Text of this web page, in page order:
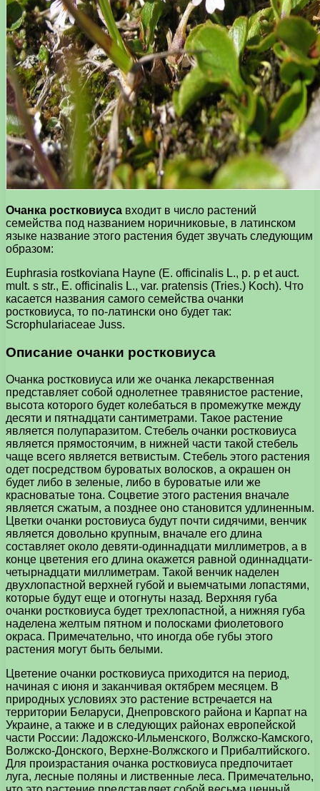
Очанка ростковиуса входит в число растений
семейства под названием норичниковые, в латинском
языке название этого растения будет звучать следующим
образом:
Euphrasia rostkoviana Hayne (E. officinalis L., p. p et auct.
mult. s str., E. officinalis L., var. pratensis (Tries.) Koch). Что
касается названия самого семейства очанки
ростковиуса, то по-латински оно будет так:
Scrophulariaceae Juss.
Описание очанки ростковиуса
Очанка ростковиуса или же очанка лекарственная
представляет собой однолетнее травянистое растение,
высота которого будет колебаться в промежутке между
десяти и пятнадцати сантиметрами. Такое растение
является полупаразитом. Стебель очанки ростковиуса
является прямостоячим, в нижней части такой стебель
чаще всего является ветвистым. Стебель этого растения
одет посредством буроватых волосков, а окрашен он
будет либо в зеленые, либо в буроватые или же
красноватые тона. Соцветие этого растения вначале
является сжатым, а позднее оно становится удлиненным.
Цветки очанки ростовиуса будут почти сидячими, венчик
является довольно крупным, вначале его длина
составляет около девяти-одиннадцати миллиметров, а в
конце цветения его длина окажется равной одиннадцати-
четырнадцати миллиметрам. Такой венчик наделен
двухлопастной верхней губой и выемчатыми лопастями,
которые будут еще и отогнуты назад. Верхняя губа
очанки ростковиуса будет трехлопастной, а нижняя губа
наделена желтым пятном и полосками фиолетового
окраса. Примечательно, что иногда обе губы этого
растения могут быть белыми.
Цветение очанки ростковиуса приходится на период,
начиная с июня и заканчивая октябрем месяцем. В
природных условиях это растение встречается на
территории Беларуси, Днепровского района и Карпат на
Украине, а также и в следующих районах европейской
части России: Ладожско-Ильменского, Волжско-Камского,
Волжско-Донского, Верхне-Волжского и Прибалтийского.
Для произрастания очанка ростковиуса предпочитает
луга, лесные поляны и лиственные леса. Примечательно,